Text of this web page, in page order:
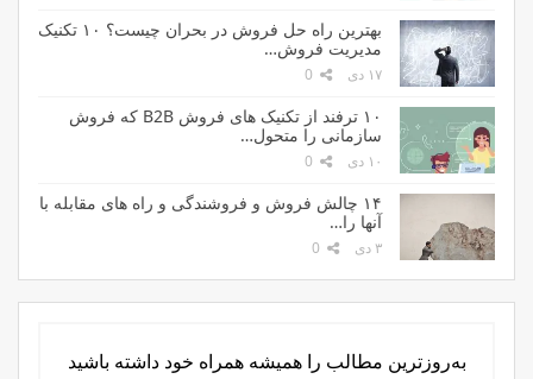
بهترین راه حل فروش در بحران چیست؟ ۱۰ تکنیک
مدیریت فروش…
۱۷ دی
۱۰ ترفند از تکنیک های فروش B2B که فروش
سازمانی را متحول…
۱۰ دی
۱۴ چالش فروش و فروشندگی و راه های مقابله با
آنها را…
۳ دی
به‌روزترین مطالب را همیشه همراه خود داشته باشید